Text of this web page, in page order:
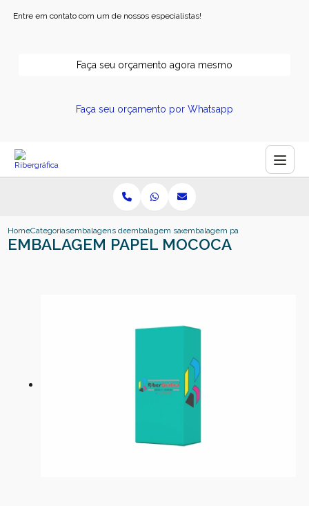
Entre em contato com um de nossos especialistas!
Faça seu orçamento agora mesmo
Faça seu orçamento por Whatsapp
HomeCategoriasembalagens de papelembalagem sacola de papelembalagem papel mococa
EMBALAGEM PAPEL MOCOCA